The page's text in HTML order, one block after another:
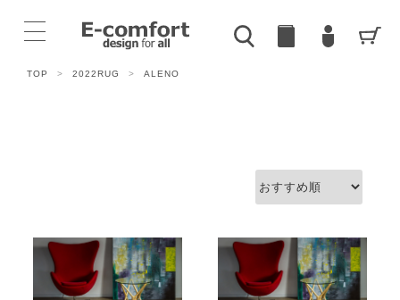
TOP > 2022RUG > ALENO